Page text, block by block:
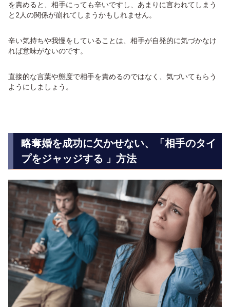
を責めると、相手にっても辛いですし、あまりに言われてしまう
と2人の関係が崩れてしまうかもしれません。
辛い気持ちや我慢をしていることは、相手が自発的に気づかなけ
れば意味がないのです。
直接的な言葉や態度で相手を責めるのではなく、気づいてもらう
ようにしましょう。
略奪婚を成功に欠かせない、「相手のタイ
プをジャッジする 」方法